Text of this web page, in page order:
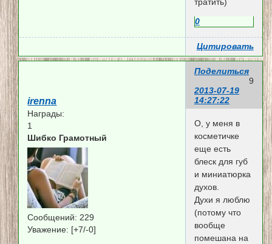
0
Цитировать
Поделиться
9
2013-07-19
14:27:22
irenna
Награды:
1
Шибко Грамотный
Сообщений: 229
Уважение: [+7/-0]
О, у меня в
косметичке
еще есть
блеск для губ
и миниатюрка
духов.
Духи я люблю
(потому что
вообще
помешана на